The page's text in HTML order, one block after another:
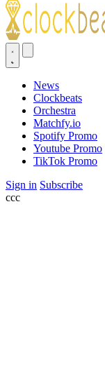
News
Clockbeats
Orchestra
Matchfy.io
Spotify Promo
Youtube Promo
TikTok Promo
Sign in Subscribe
ссс